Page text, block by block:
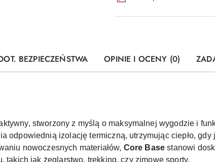
BEZPIECZEŃSTWA OPINIE I OCENY (0)
stworzony z myślą o maksymalnej wygodzie i
odpowiednią izolację termiczną, utrzymując ciepło, gdy
nowoczesnych materiałów, Core Base stanowi
takich jak żeglarstwo, trekking, czy zimowe sporty.